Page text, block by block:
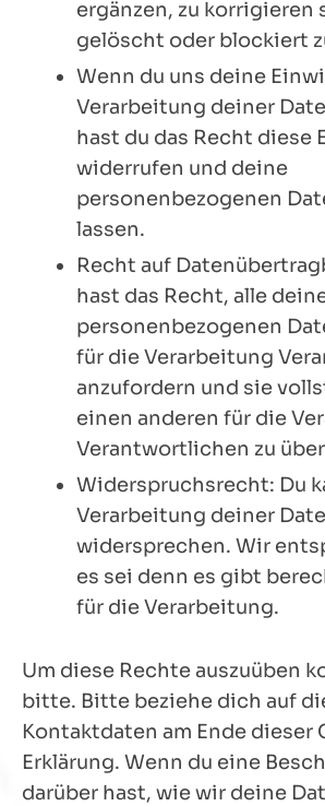
ergänzen, zu korrigieren
gelöscht oder blockiert
Wenn du uns deine
Verarbeitung deiner
hast du das Recht diese
widerrufen und deine
personenbezogenen
lassen.
Recht auf
hast das Recht, alle
personenbezogenen
für die Verarbeitung
anzufordern und sie
einen anderen für die
Verantwortlichen zu
Widerspruchsrecht: Du
Verarbeitung deiner
widersprechen. Wir
es sei denn es gibt
für die Verarbeitung.
Um diese Rechte auszuüben
bitte. Bitte beziehe dich auf
Kontaktdaten am Ende dieser
Erklärung. Wenn du eine
darüber hast, wie wir deine